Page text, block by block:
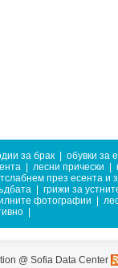
за брак
обувки за
лесни прически
през есента и
грижи за
фотографии
@ Sofia Data Center